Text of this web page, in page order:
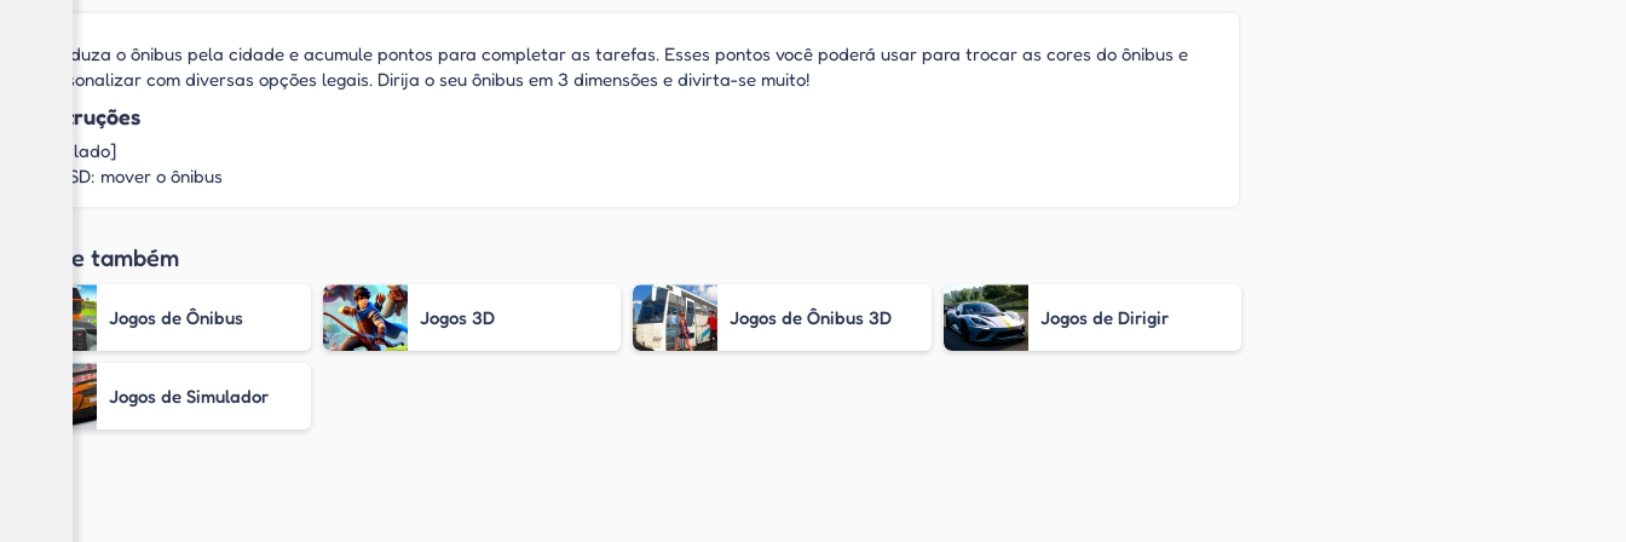
Conduza o ônibus pela cidade e acumule pontos para completar as tarefas. Esses pontos você poderá usar para trocar as cores do ônibus e
personalizar com diversas opções legais. Dirija o seu ônibus em 3 dimensões e divirta-se muito!
Instruções
[Teclado]
WASD: mover o ônibus
Jogue também
Jogos de Ônibus Jogos 3D Jogos de Ônibus 3D Jogos de Dirigir
Jogos de Simulador